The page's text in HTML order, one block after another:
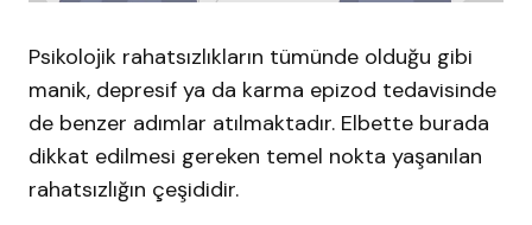
Psikolojik rahatsızlıkların tümünde olduğu gibi
manik, depresif ya da karma epizod tedavisinde
de benzer adımlar atılmaktadır. Elbette burada
dikkat edilmesi gereken temel nokta yaşanılan
rahatsızlığın çeşididir.